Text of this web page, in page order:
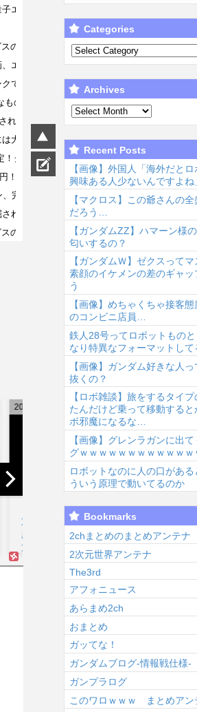
2026/8/7 03:17
東山奈央って可
愛いよな...
2026/8/7 02:41
【朗報】マ
いです、ドリ
ト加速しま
排気...
Categories
Archives
Recent Posts
【画像】外国人「海外だと
興味ある人少ないんですよね
【マクロス】この爺さんの
だろう…
【ガンダムΖΖ】ハマーン様
匂いするの？
【ガンダムＷ】ゼクスって
素顔のイケメンの差のギャッ
う
【画像】めちゃくちゃ接客
のコンビニ店員…
鉄人28号ってロボットもの
なり特異なフォーマットして
【画像】ガンダム好きな人
抜くの？
【ロボ雑談】旅をするタイ
たんだけど乗って移動すると
ボ邪魔になるな…
【画像】グレンラガンに出
グｗｗｗｗｗｗｗｗｗｗｗｗ
ロボットなのに人の口があ
ういう原理で動いてるのか
Bookmarks
2chまとめのまとめアンテナ
2次元世界アンテナ
The3rd
アフォニュース
あらまめ2ch
おまとめ
ガッてな！
ガンダムブログ-情報戦仕様-
ガンプラログ
このワロｗｗｗ まとめアン